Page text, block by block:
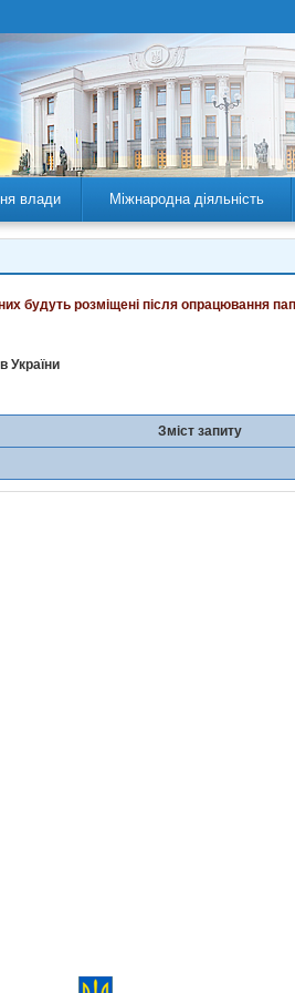
влади Міжнародна діяльність
них будуть розміщені після опрацювання
України
Зміст запиту